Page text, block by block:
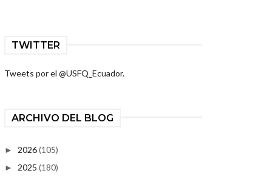
TWITTER
Tweets por el @USFQ_Ecuador.
ARCHIVO DEL BLOG
► 2026(105)
► 2025 (180)